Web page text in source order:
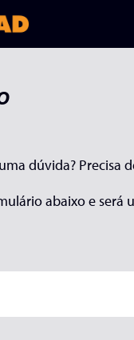
dúvida? Precisa
abaixo e será